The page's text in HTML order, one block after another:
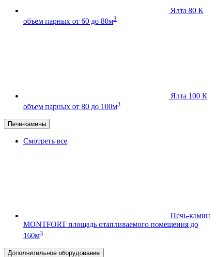
Ялта 80 К
объем парных от 60 до 80м3
Ялта 100 К
объем парных от 80 до 100м3
Печи-камины
Смотреть все
Печь-камин
MONTFORT площадь отапливаемого помещения до
160м3
Дополнительное оборудование